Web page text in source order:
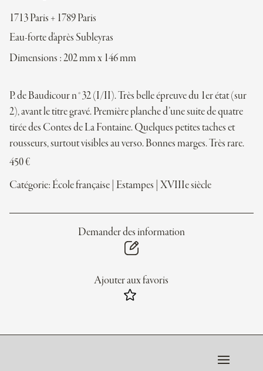
1713 Paris + 1789 Paris
Eau-forte d'après Subleyras
Dimensions : 202 mm x 146 mm
P. de Baudicour n°32 (I/II). Très belle épreuve du 1er état (sur
2), avant le titre gravé. Première planche d’une suite de quatre
tirée des Contes de La Fontaine. Quelques petites taches et
rousseurs, surtout visibles au verso. Bonnes marges. Très rare.
450€
Catégorie: École française Estampes XVIIIe siècle
Demander des information
Ajouter aux favoris